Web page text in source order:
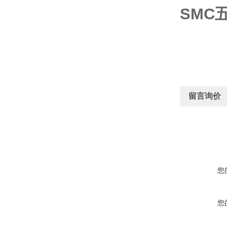
SMC
留言询价
您
您